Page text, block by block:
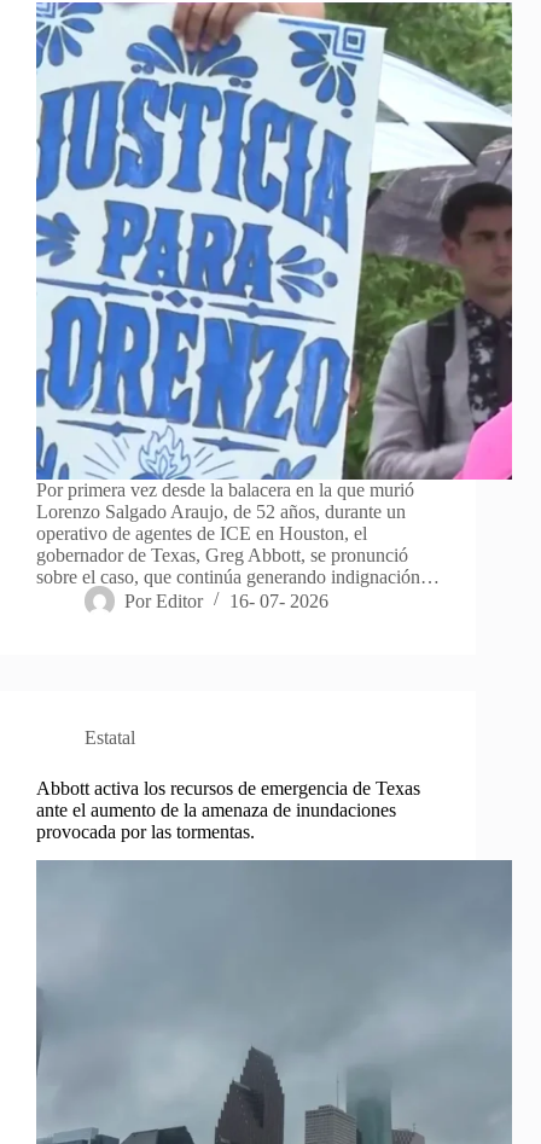
Por primera vez desde la balacera en la que murió
Lorenzo Salgado Araujo, de 52 años, durante un
operativo de agentes de ICE en Houston, el
gobernador de Texas, Greg Abbott, se pronunció
sobre el caso, que continúa generando indignación…
Por Editor 16- 07- 2026
Estatal
Abbott activa los recursos de emergencia de Texas
ante el aumento de la amenaza de inundaciones
provocada por las tormentas.